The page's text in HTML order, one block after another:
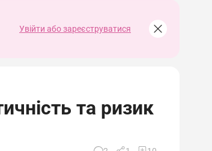
Увійти або зареєструватися
та ризик